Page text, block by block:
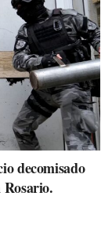
decomisado